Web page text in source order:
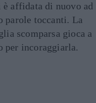
è affidata di nuovo ad
parole toccanti. La
scomparsa gioca a
per incoraggiarla.